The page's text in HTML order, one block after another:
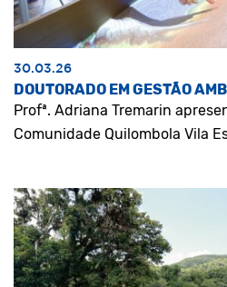
30.03.26
DOUTORADO EM GESTÃO
Profª. Adriana Tremarin
Comunidade Quilombola Vila